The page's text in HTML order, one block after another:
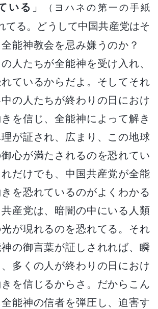
いる 」
（ヨハネの第一の手紙
てる。どうして中国共産党はそ
能神教会を忌み嫌うのか？
人たちが全能神を受け入れ、
ているからだよ。そしてそれ
の人たちが終わりの日におけ
を信じ、全能神によって解き
が証され、広まり、この地球
心が満たされるのを恐れてい
だけでも、中国共産党が全能
を恐れているのがよくわかる
産党は、暗闇の中にいる人類
が現れるのを恐れてる。それ
の御言葉が証しされれば、瞬
多くの人が終わりの日におけ
を信じるからさ。だからこん
能神の信者を弾圧し、迫害す